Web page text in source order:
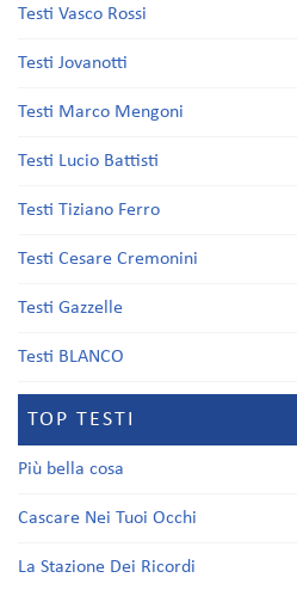
Testi Vasco Rossi
Testi Jovanotti
Testi Marco Mengoni
Testi Lucio Battisti
Testi Tiziano Ferro
Testi Cesare Cremonini
Testi Gazzelle
Testi BLANCO
TOP TESTI
Più bella cosa
Cascare Nei Tuoi Occhi
La Stazione Dei Ricordi